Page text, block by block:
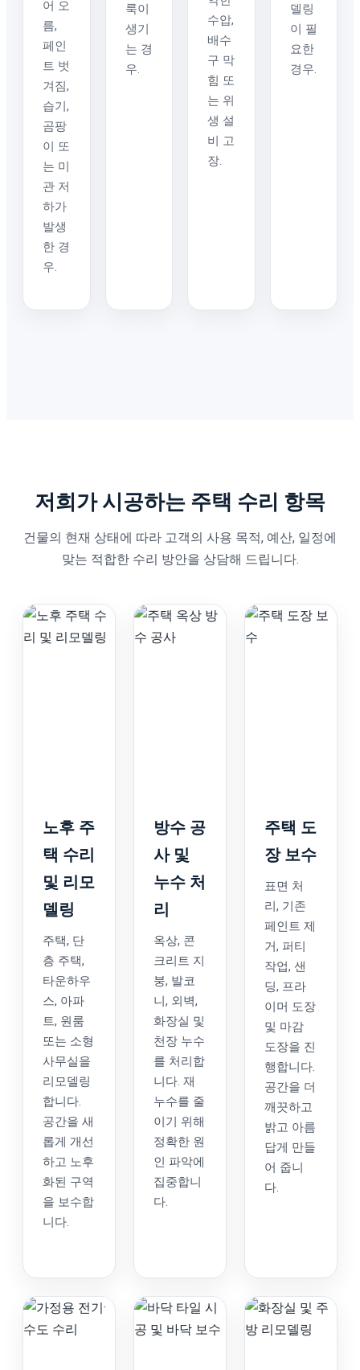
어 오
름,
페인
트 벗
겨짐,
습기,
곰팡
이 또
는 미
관 저
하가
발생
한 경
우.
룩이
생기
는 경
우.
수압,
배수
구 막
힘 또
는 위
생 설
비 고
장.
델링
이 필
요한
경우.
저희가 시공하는 주택 수리 항목
건물의 현재 상태에 따라 고객의 사용 목적, 예산, 일정에
맞는 적합한 수리 방안을 상담해 드립니다.
노후 주
택 수리
및 리모
델링
주택, 단
층 주택,
타운하우
스, 아파
트, 원룸
또는 소형
사무실을
리모델링
합니다.
공간을 새
롭게 개선
하고 노후
화된 구역
을 보수합
니다.
방수 공
사 및
누수 처
리
옥상, 콘
크리트 지
붕, 발코
니, 외벽,
화장실 및
천장 누수
를 처리합
니다. 재
누수를 줄
이기 위해
정확한 원
인 파악에
집중합니
다.
주택 도
장 보수
표면 처
리, 기존
페인트 제
거, 퍼티
작업, 샌
딩, 프라
이머 도장
및 마감
도장을 진
행합니다.
공간을 더
깨끗하고
밝고 아름
답게 만들
어 줍니
다.